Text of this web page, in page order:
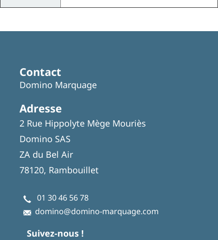
Contact
Domino Marquage
Adresse
2 Rue Hippolyte Mège Mouriès
Domino SAS
ZA du Bel Air
78120, Rambouillet
01 30 46 56 78
domino@domino-marquage.com
Suivez-nous !